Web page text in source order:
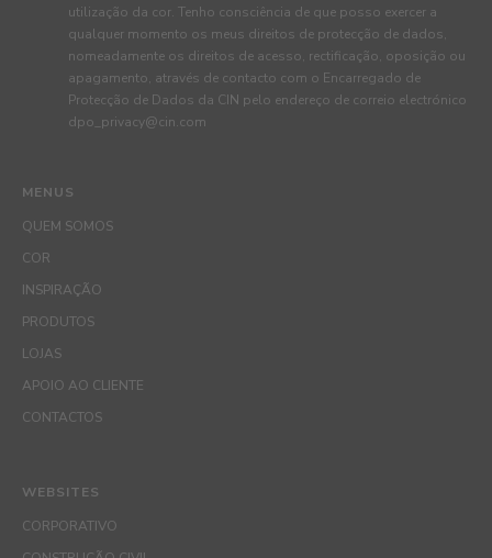
MENUS
QUEM SOMOS
COR
INSPIRAÇÃO
PRODUTOS
LOJAS
APOIO AO CLIENTE
CONTACTOS
utilização da cor. Tenho consciência de que posso exercer a
qualquer momento os meus direitos de protecção de dados,
nomeadamente os direitos de acesso, rectificação, oposição ou
apagamento, através de contacto com o Encarregado de
Protecção de Dados da CIN pelo endereço de correio electrónico
dpo_privacy@cin.com
WEBSITES
CORPORATIVO